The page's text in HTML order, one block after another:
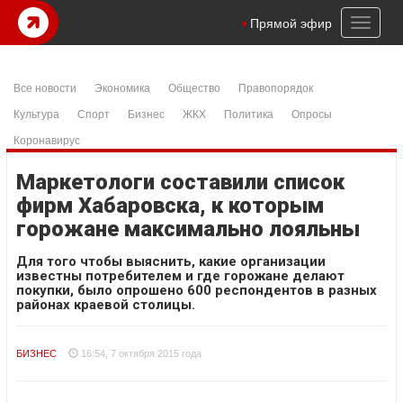
Toggle
Прямой эфир
Все новости Экономика Общество
Правопорядок
Культура
Спорт Бизнес ЖКХ Политика
Опросы
Коронавирус
Маркетологи составили список
фирм Хабаровска, к которым
горожане максимально лояльны
Для того чтобы выяснить, какие организации
известны потребителем и где горожане делают
покупки, было опрошено 600 респондентов в разных
районах краевой столицы.
БИЗНЕС 16:54, 7 октября 2015 года